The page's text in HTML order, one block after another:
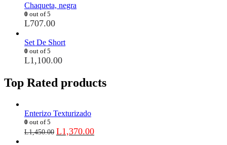
Chaqueta, negra
0 out of 5
L707.00
Set De Short
0 out of 5
L1,100.00
Top Rated products
Enterizo Texturizado
0 out of 5
L1,450.00 L1,370.00